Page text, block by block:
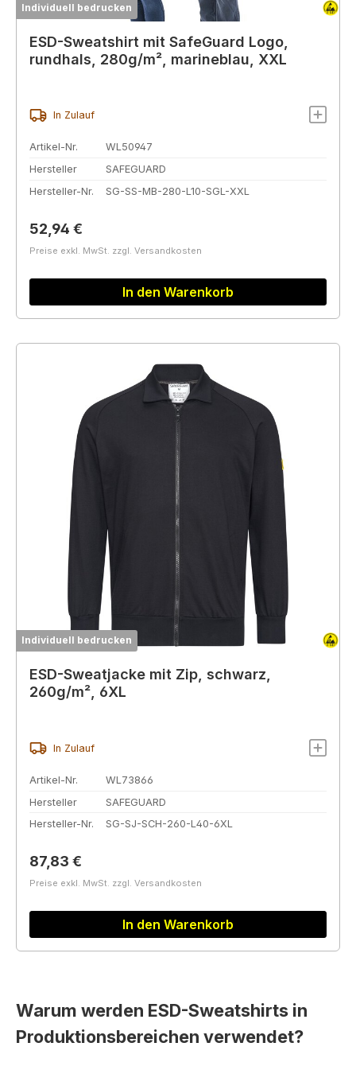
Individuell bedrucken
ESD-Sweatshirt mit SafeGuard Logo,
rundhals, 280g/m², marineblau, XXL
In Zulauf
Artikel-Nr.
WL50947
Hersteller
SAFEGUARD
Hersteller-Nr.
SG-SS-MB-280-L10-SGL-XXL
Regulärer Preis:
52,94 €
Preise exkl. MwSt. zzgl. Versandkosten
In den Warenkorb
Individuell bedrucken
ESD-Sweatjacke mit Zip, schwarz,
260g/m², 6XL
In Zulauf
Artikel-Nr.
WL73866
Hersteller
SAFEGUARD
Hersteller-Nr.
SG-SJ-SCH-260-L40-6XL
Regulärer Preis:
87,83 €
Preise exkl. MwSt. zzgl. Versandkosten
In den Warenkorb
Warum werden ESD-Sweatshirts in
Produktionsbereichen verwendet?